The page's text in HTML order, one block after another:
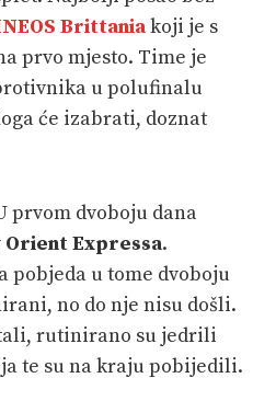
Brittaniakoji je s
prvo mjesto. Time je
u polufinalu
će izabrati, doznat
prvom dvoboju dana
Orient Expressa.
pobjeda u tome dvoboju
no do nje nisu došli.
rutinirano su jedrili
te su na kraju pobijedili.